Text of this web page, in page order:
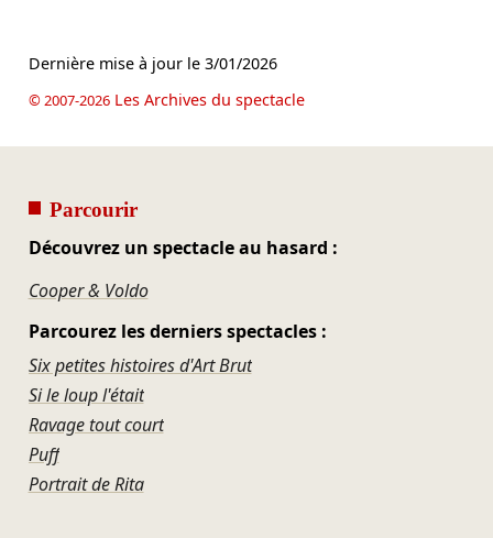
Dernière mise à jour le 3/01/2026
© 2007-2026Les Archives du spectacle
Parcourir
Découvrez un spectacle au hasard :
Cooper & Voldo
Parcourez les derniers spectacles :
Six petites histoires d'Art Brut
Si le loup l'était
Ravage tout court
Puff
Portrait de Rita